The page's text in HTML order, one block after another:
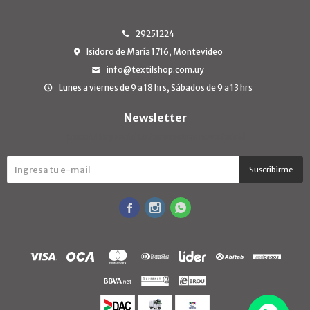
29251224
Isidoro de María 1716, Montevideo
info@textilshop.com.uy
Lunes a viernes de 9 a 18 hrs, Sábados de 9 a 13 hrs
Newsletter
Suscribirme
  